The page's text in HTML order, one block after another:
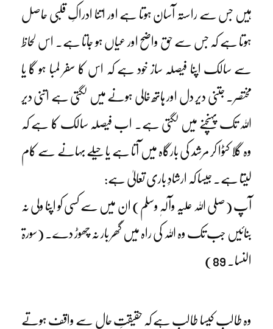
ہیں جس سے راستہ آسان ہوتا ہے اور اتنا ادراکِ قلبی حاصل
ہوتا ہے کہ جس سے حق واضح اور عیاں ہو جاتا ہے۔ اس لحاظ
سے سالک اپنا فیصلہ ساز خود ہے کہ اس کا سفر لمبا ہو گا یا
مختصر۔ جتنی دیر دل اور ہاتھ خالی ہونے میں لگتی ہے اتنی دیر
اللہ تک پہنچنے میں لگتی ہے۔ اب فیصلہ سالک کا ہے کہ
وہ گلا کٹوا کر مرشد کی بارگاہ میں آتا ہے یا حیلے بہانے سے کام
لیتا ہے۔ جیسا کہ ارشادِ باری تعالیٰ ہے:
آپ (صلی اللہ علیہ وآلہٖ وسلم) ان میں سے کسی کو اپنا ولی نہ
بنائیں جب تک وہ اللہ کی راہ میں گھر بار نہ چھوڑ دے۔ (سورۃ
النسا۔ 89)
وہ طالب کیسا طالب ہے کہ حقیقتِ حال سے واقف ہوتے